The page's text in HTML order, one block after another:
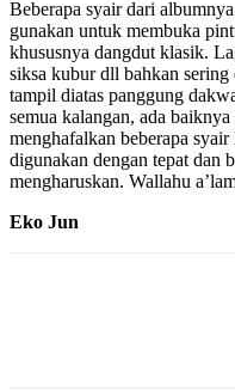
Beberapa syair dari
gunakan untuk membuka
khususnya dangdut klasik.
siksa kubur dll bahkan sering
tampil diatas panggung
semua kalangan, ada
menghafalkan beberapa
digunakan dengan tepat dan
mengharuskan. Wallahu
Eko Jun